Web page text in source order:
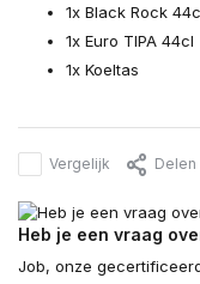
1x Black Rock
1x Euro TIPA 44cl
1x Koeltas
Vergelijk Delen
Heb je een vraag
Job, onze